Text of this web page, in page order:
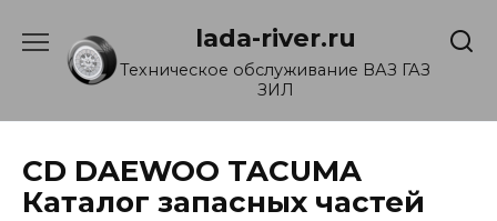
содержанию
lada-river.ru
Техническое обслуживание ВАЗ ГАЗ
ЗИЛ
CD DAEWOO TACUMA
Каталог запасных частей